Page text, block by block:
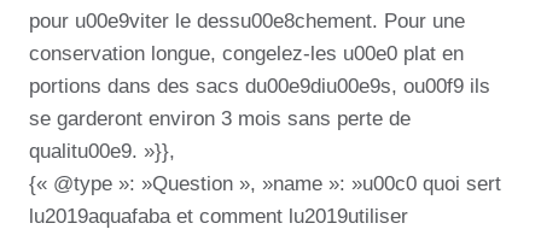
pour u00e9viter le dessu00e8chement. Pour une
conservation longue, congelez-les u00e0 plat en
portions dans des sacs du00e9diu00e9s, ou00f9 ils
se garderont environ 3 mois sans perte de
qualitu00e9. »}},
{« @type »: »Question », »name »: »u00c0 quoi sert
lu2019aquafaba et comment lu2019utiliser